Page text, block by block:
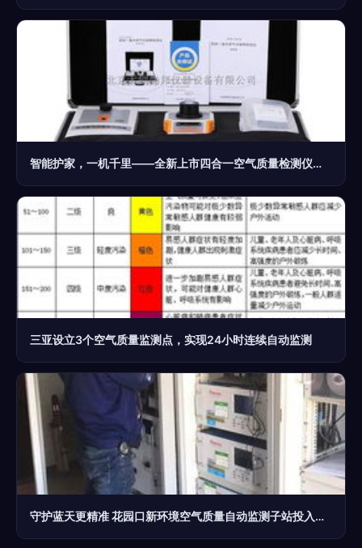
智能护家，一机千里——全新上市四合一空气质量检测仪全解析
三亚设立3个空气质量监测点，实现24小时连续自动监测
守护蓝天更精准 花园口新环境空气质量自动监测子站投入试运行